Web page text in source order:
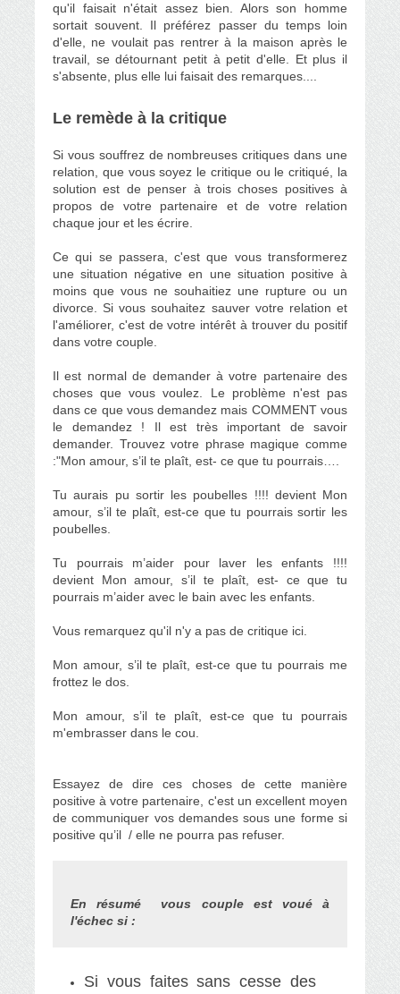
qu'il faisait n'était assez bien. Alors son homme
sortait souvent. Il préférez passer du temps loin
d'elle, ne voulait pas rentrer à la maison après le
travail, se détournant petit à petit d'elle. Et plus il
s'absente, plus elle lui faisait des remarques....
Le remède à la critique
Si vous souffrez de nombreuses critiques dans une
relation, que vous soyez le critique ou le critiqué, la
solution est de penser à trois choses positives à
propos de votre partenaire et de votre relation
chaque jour et les écrire.
Ce qui se passera, c'est que vous transformerez
une situation négative en une situation positive à
moins que vous ne souhaitiez une rupture ou un
divorce. Si vous souhaitez sauver votre relation et
l'améliorer, c'est de votre intérêt à trouver du positif
dans votre couple.
Il est normal de demander à votre partenaire des
choses que vous voulez. Le problème n'est pas
dans ce que vous demandez mais COMMENT vous
le demandez ! Il est très important de savoir
demander. Trouvez votre phrase magique comme
:"Mon amour, s’il te plaît, est- ce que tu pourrais….
Tu aurais pu sortir les poubelles !!!! devient Mon
amour, s’il te plaît, est-ce que tu pourrais sortir les
poubelles.
Tu pourrais m’aider pour laver les enfants !!!!
devient Mon amour, s’il te plaît, est- ce que tu
pourrais m’aider avec le bain avec les enfants.
Vous remarquez qu'il n'y a pas de critique ici.
Mon amour, s’il te plaît, est-ce que tu pourrais me
frottez le dos.
Mon amour, s’il te plaît, est-ce que tu pourrais
m'embrasser dans le cou.
Essayez de dire ces choses de cette manière
positive à votre partenaire, c'est un excellent moyen
de communiquer vos demandes sous une forme si
positive qu’il / elle ne pourra pas refuser.
En résumé vous couple est voué à
l'échec si :
Si vous faites sans cesse des